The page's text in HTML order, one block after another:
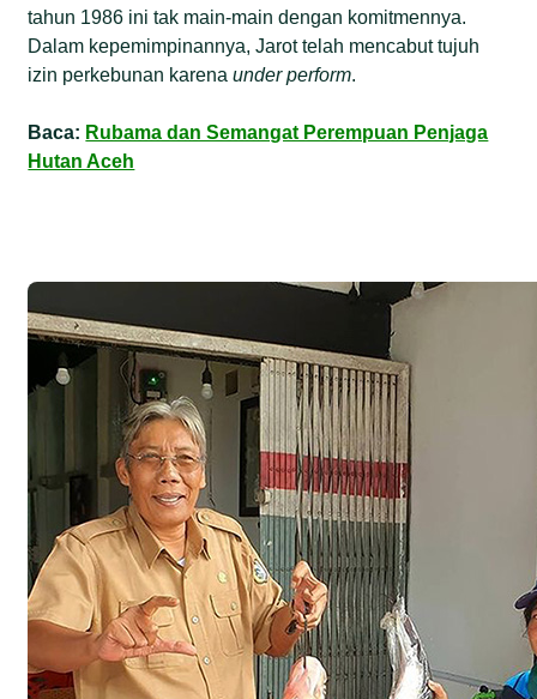
tahun 1986 ini tak main-main dengan komitmennya.
Dalam kepemimpinannya, Jarot telah mencabut tujuh
izin perkebunan karenaunder perform.
Baca: Rubama dan Semangat Perempuan Penjaga
Hutan Aceh